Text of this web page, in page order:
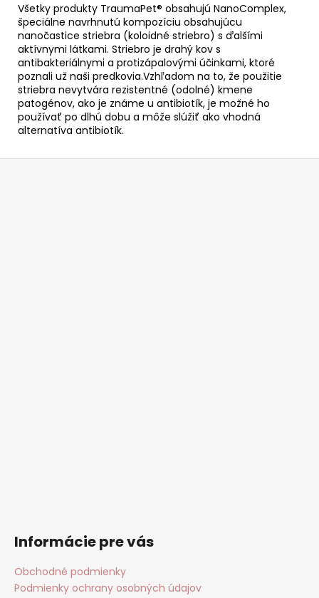
Všetky produkty TraumaPet® obsahujú NanoComplex,
špeciálne navrhnutú kompozíciu obsahujúcu
nanočastice striebra (koloidné striebro) s ďalšími
aktívnymi látkami. Striebro je drahý kov s
antibakteriálnymi a protizápalovými účinkami, ktoré
poznali už naši predkovia.Vzhľadom na to, že použitie
striebra nevytvára rezistentné (odolné) kmene
patogénov, ako je známe u antibiotík, je možné ho
používať po dlhú dobu a môže slúžiť ako vhodná
alternatíva antibiotík.
Z
Informácie pre vás
Obchodné podmienky
Podmienky ochrany osobných údajov